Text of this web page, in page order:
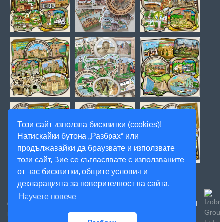
Този сайт използва бисквитки (cookies)!
Натискайки бутона „Разбрах“ или
продължавайки да браузвате и използвате
този сайт, Вие се съгласявате с използваните
от нас бисквитки, общите условия и
декларацията за поверителност на сайта.
Научете повече
© 2020, Magnitnisuveniri.bg, Артекс Студио, Всички
Created